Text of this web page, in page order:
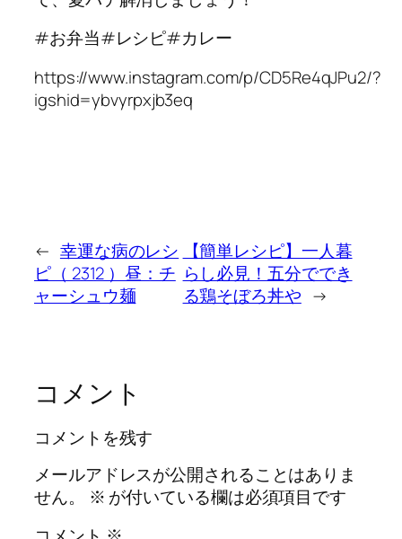
#お弁当#レシピ#カレー
https://www.instagram.com/p/CD5Re4qJPu2/?
igshid=ybvyrpxjb3eq
← 幸運な病のレシ
ピ（ 2312 ）昼：チ
ャーシュウ麺
【簡単レシピ】一人暮
らし必見！五分ででき
る鶏そぼろ丼や →
コメント
コメントを残す
メールアドレスが公開されることはありま
せん。
※ が付いている欄は必須項目です